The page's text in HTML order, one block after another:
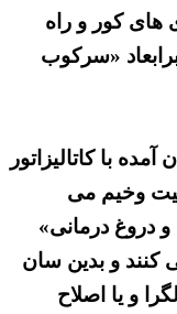
های کور و راه
برابعاد «سرکوب
با کاتالیزاتور
وخیم می
دروغ درمانی»
کنند و بدین سان
و یا اصلاح